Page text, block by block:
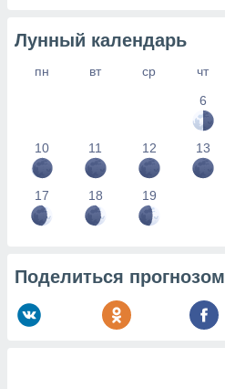
Лунный календарь
пн вт ср чт
6
10 11 12 13
17 18 19
Поделиться прогнозом